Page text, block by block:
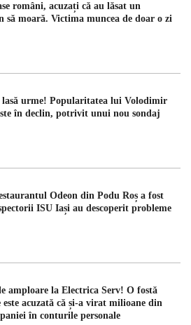
români, acuzați că au lăsat un
să moară. Victima muncea de doar o zi
lasă urme! Popularitatea lui Volodimir
în declin, potrivit unui nou sondaj
Odeon din Podu Roș a fost
ISU Iași au descoperit probleme
amploare la Electrica Serv! O fostă
este acuzată că și-a virat milioane din
în conturile personale